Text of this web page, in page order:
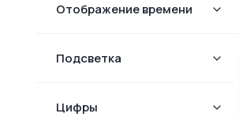
Отображение времени
Подсветка
Цифры